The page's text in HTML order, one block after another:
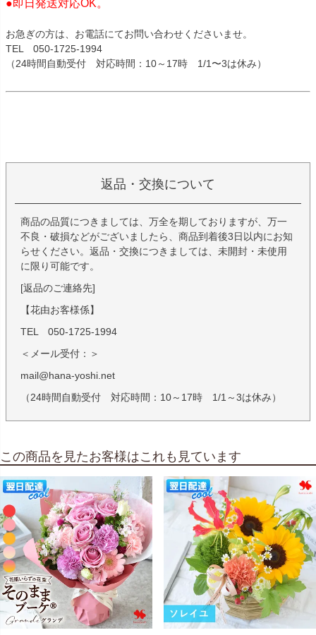
●即日発送対応OK。
お急ぎの方は、お電話にてお問い合わせくださいませ。
TEL 050-1725-1994
（24時間自動受付 対応時間：10～17時 1/1〜3は休み）
返品・交換について
商品の品質につきましては、万全を期しておりますが、万一
不良・破損などがございましたら、商品到着後3日以内にお知
らせください。返品・交換につきましては、未開封・未使用
に限り可能です。
[返品のご連絡先]
【花由お客様係】
TEL 050-1725-1994
＜メール受付：＞
mail@hana-yoshi.net
（24時間自動受付 対応時間：10～17時 1/1～3は休み）
この商品を見たお客様はこれも見ています